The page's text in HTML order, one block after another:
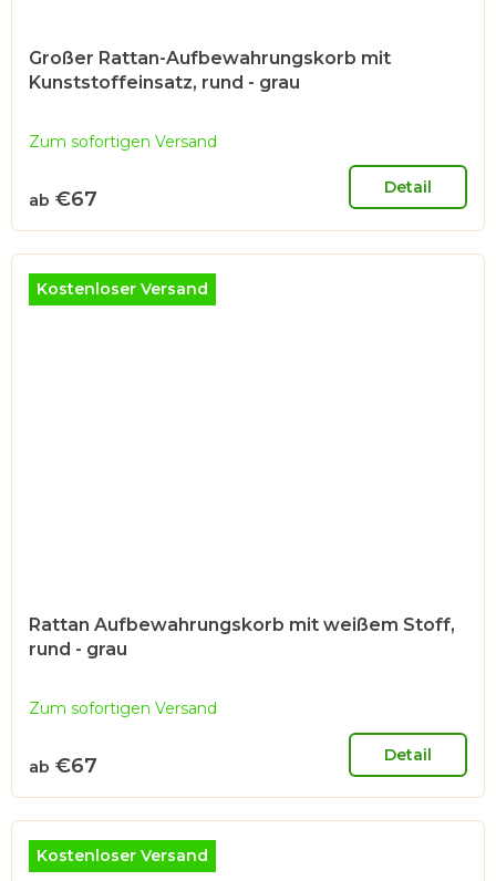
Großer Rattan-Aufbewahrungskorb mit
Kunststoffeinsatz, rund - grau
Zum sofortigen Versand
ab €67 Detail
Kostenloser Versand
Rattan Aufbewahrungskorb mit weißem Stoff,
rund - grau
Zum sofortigen Versand
ab €67 Detail
Kostenloser Versand